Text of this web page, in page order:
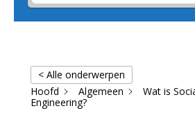
< Alle onderwerpen
Hoofd
Algemeen
Wat is
Engineering?